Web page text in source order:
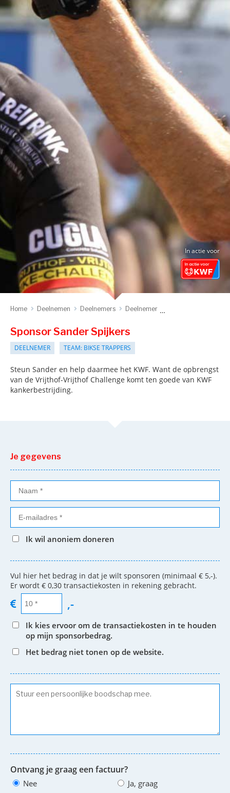
In actie voor
Home Deelnemen Deelnemers Deelnemer
Sponsor Sander Spijkers
DEELNEMER TEAM: BIKSE TRAPPERS
Steun Sander en help daarmee het KWF. Want de opbrengst
van de Vrijthof-Vrijthof Challenge komt ten goede van KWF
kankerbestrijding.
Je gegevens
Ik wil anoniem doneren
Vul hier het bedrag in dat je wilt sponsoren (minimaal € 5,-).
Er wordt € 0,30 transactiekosten in rekening gebracht.
,-
Ik kies ervoor om de transactiekosten in te houden
op mijn sponsorbedrag.
Het bedrag niet tonen op de website.
Ontvang je graag een factuur?
Nee Ja, graag